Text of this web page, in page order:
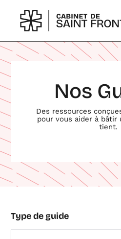
contenu
Nos
Des ressources
pour vous aider à bâtir
tient.
Type de guide